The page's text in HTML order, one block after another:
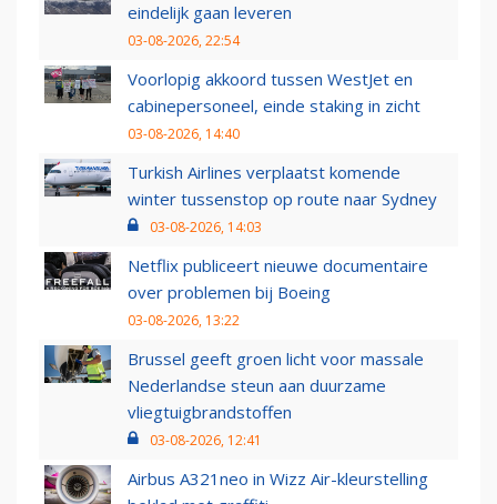
eindelijk gaan leveren
03-08-2026, 22:54
Voorlopig akkoord tussen WestJet en
cabinepersoneel, einde staking in zicht
03-08-2026, 14:40
Turkish Airlines verplaatst komende
winter tussenstop op route naar Sydney
03-08-2026, 14:03
Netflix publiceert nieuwe documentaire
over problemen bij Boeing
03-08-2026, 13:22
Brussel geeft groen licht voor massale
Nederlandse steun aan duurzame
vliegtuigbrandstoffen
03-08-2026, 12:41
Airbus A321neo in Wizz Air-kleurstelling